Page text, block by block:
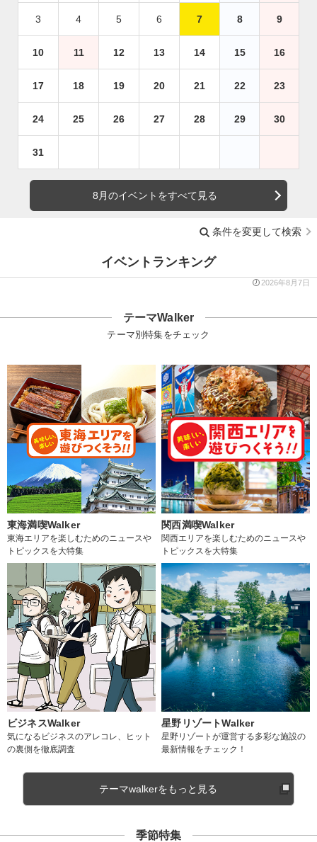
3 4 5 6 7 8 9
10 11 12 13 14 15 16
17 18 19 20 21 22 23
24 25 26 27 28 29 30
31
8月のイベントをすべて見る
条件を変更して検索
イベントランキング
2026年8月7日
テーマWalker
テーマ別特集をチェック
東海満喫Walker
東海エリアを楽しむためのニュースや
トピックスを大特集
関西満喫Walker
関西エリアを楽しむためのニュースや
トピックスを大特集
ビジネスWalker
気になるビジネスのアレコレ、ヒット
の裏側を徹底調査
星野リゾートWalker
星野リゾートが運営する多彩な施設の
最新情報をチェック！
テーマwalkerをもっと見る
季節特集